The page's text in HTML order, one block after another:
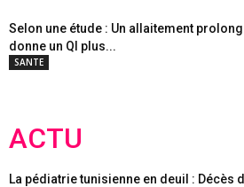
Selon une étude : Un allaitement
donne un QI plus...
SANTE
ACTU
La pédiatrie tunisienne en deuil : Décès